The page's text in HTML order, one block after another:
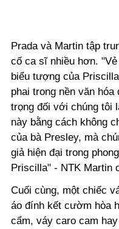
Prada và Martin tập
cố ca sĩ nhiều hơn.
biểu tượng của
phai trong nền văn
trọng đối với chúng tôi
này bằng cách không
của bà Presley, mà
giả hiện đại trong
Priscilla" - NTK Martin
Cuối cùng, một chiếc
áo đính kết cườm hòa
cẩm, váy caro cam